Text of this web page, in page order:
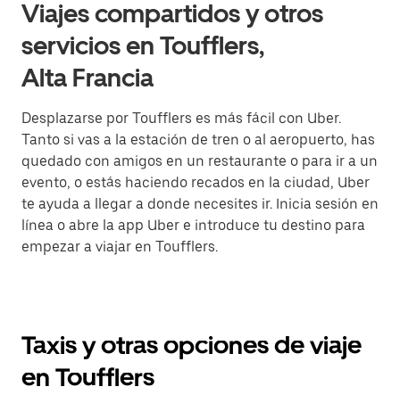
Viajes compartidos y otros
servicios en Toufflers,
Alta Francia
Desplazarse por Toufflers es más fácil con Uber.
Tanto si vas a la estación de tren o al aeropuerto, has
quedado con amigos en un restaurante o para ir a un
evento, o estás haciendo recados en la ciudad, Uber
te ayuda a llegar a donde necesites ir. Inicia sesión en
línea o abre la app Uber e introduce tu destino para
empezar a viajar en Toufflers.
Taxis y otras opciones de viaje
en Toufflers